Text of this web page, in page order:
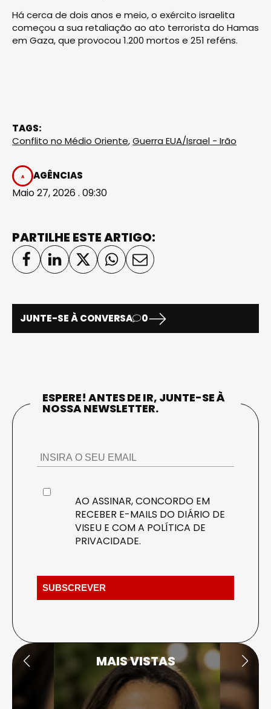
Há cerca de dois anos e meio, o exército israelita
começou a sua retaliação ao ato terrorista do Hamas
em Gaza, que provocou 1.200 mortos e 251 reféns.
TAGS:
Conflito no Médio Oriente,Guerra EUA/Israel - Irão
AGÊNCIAS
Maio 27, 2026 . 09:30
PARTILHE ESTE ARTIGO:
JUNTE-SE À CONVERSA 0
ESPERE! ANTES DE IR, JUNTE-SE À
NOSSA NEWSLETTER.
AO ASSINAR, CONCORDO EM
RECEBER E-MAILS DO DIÁRIO DE
VISEU E COM A POLÍTICA DE
PRIVACIDADE.
MAIS VISTAS